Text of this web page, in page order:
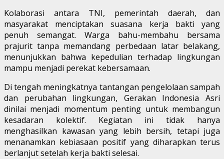
Kolaborasi antara TNI, pemerintah daerah, dan
masyarakat menciptakan suasana kerja bakti yang
penuh semangat. Warga bahu-membahu bersama
prajurit tanpa memandang perbedaan latar belakang,
menunjukkan bahwa kepedulian terhadap lingkungan
mampu menjadi perekat kebersamaan.
Di tengah meningkatnya tantangan pengelolaan sampah
dan perubahan lingkungan, Gerakan Indonesia Asri
dinilai menjadi momentum penting untuk membangun
kesadaran kolektif. Kegiatan ini tidak hanya
menghasilkan kawasan yang lebih bersih, tetapi juga
menanamkan kebiasaan positif yang diharapkan terus
berlanjut setelah kerja bakti selesai.